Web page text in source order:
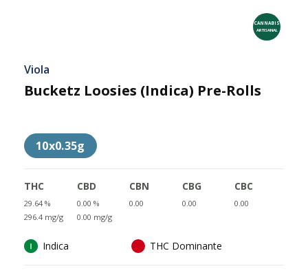
CANNABIS
ARTISANAL
Viola
Bucketz Loosies (Indica) Pre-Rolls
10x0.35g
THC
29.64 %
296.4 mg/g
CBD
0.00 %
0.00 mg/g
CBN
0.00
CBG
0.00
CBC
0.00
Indica THC Dominante